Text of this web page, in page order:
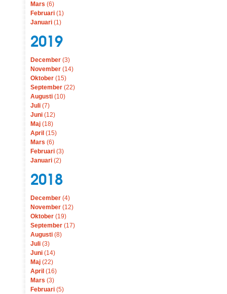
Mars (6)
Februari (1)
Januari (1)
2019
December (3)
November (14)
Oktober (15)
September (22)
Augusti (10)
Juli (7)
Juni (12)
Maj (18)
April (15)
Mars (6)
Februari (3)
Januari (2)
2018
December (4)
November (12)
Oktober (19)
September (17)
Augusti (8)
Juli (3)
Juni (14)
Maj (22)
April (16)
Mars (3)
Februari (5)